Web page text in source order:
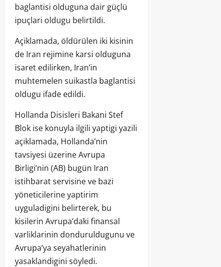
baglantisi olduguna dair güçlü
ipuçlari oldugu belirtildi.
Açiklamada, öldürülen iki kisinin
de Iran rejimine karsi olduguna
isaret edilirken, Iran’in
muhtemelen suikastla baglantisi
oldugu ifade edildi.
Hollanda Disisleri Bakani Stef
Blok ise konuyla ilgili yaptigi yazili
açiklamada, Hollanda’nin
tavsiyesi üzerine Avrupa
Birligi’nin (AB) bugün Iran
istihbarat servisine ve bazi
yöneticilerine yaptirim
uyguladigini belirterek, bu
kisilerin Avrupa’daki finansal
varliklarinin donduruldugunu ve
Avrupa’ya seyahatlerinin
yasaklandigini söyledi.